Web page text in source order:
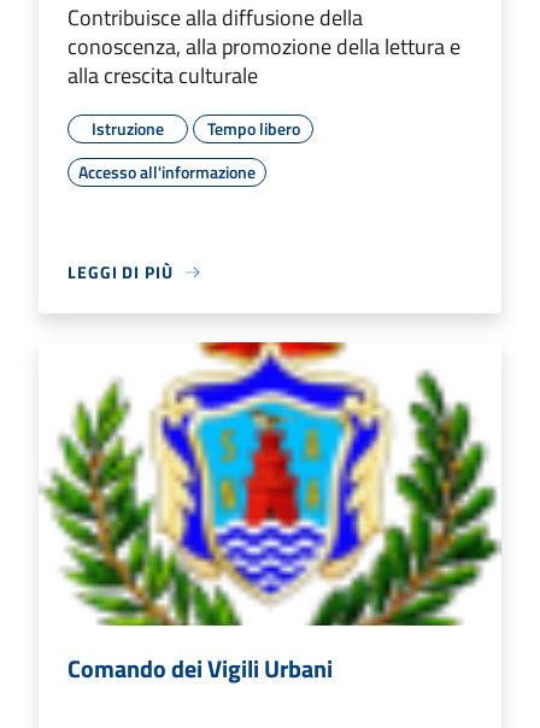
Contribuisce alla diffusione della
conoscenza, alla promozione della lettura e
alla crescita culturale
Istruzione
Tempo libero
Accesso all'informazione
LEGGI DI PIÙ
Comando dei Vigili Urbani